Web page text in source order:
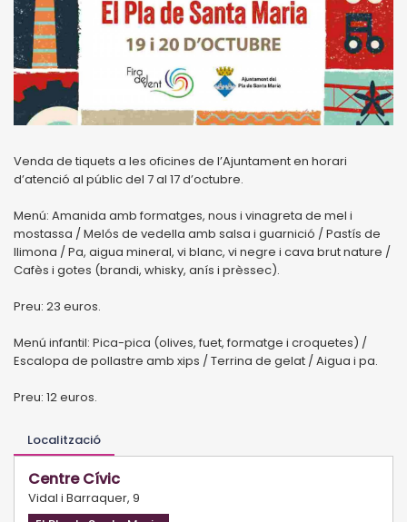
Venda de tiquets a les oficines de l’Ajuntament en horari
d’atenció al públic del 7 al 17 d’octubre.
Menú: Amanida amb formatges, nous i vinagreta de mel i
mostassa / Melós de vedella amb salsa i guarnició / Pastís de
llimona / Pa, aigua mineral, vi blanc, vi negre i cava brut nature /
Cafès i gotes (brandi, whisky, anís i prèssec).
Preu: 23 euros.
Menú infantil: Pica-pica (olives, fuet, formatge i croquetes) /
Escalopa de pollastre amb xips / Terrina de gelat / Aigua i pa.
Preu: 12 euros.
Localització
Centre Cívic
Vidal i Barraquer, 9